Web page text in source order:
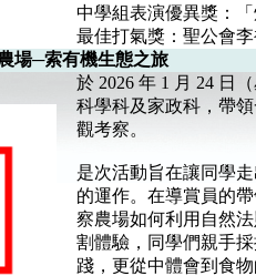
中學組表演優異獎：
最佳打氣獎：聖公會
場─索有機生態之旅
於 2026 年 1 月 24 日
科學科及家政科，帶
觀考察。
是次活動旨在讓同學
的運作。在導賞員的
察農場如何利用自然
割體驗，同學們親手
踐，更從中體會到食